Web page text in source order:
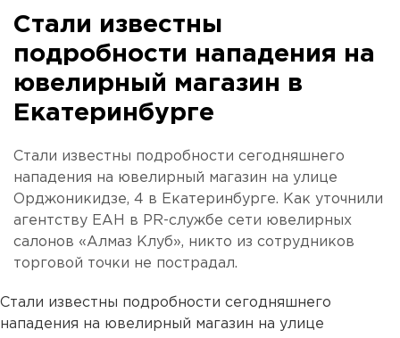
Стали известны
подробности нападения на
ювелирный магазин в
Екатеринбурге
Стали известны подробности сегодняшнего
нападения на ювелирный магазин на улице
Орджоникидзе, 4 в Екатеринбурге. Как уточнили
агентству ЕАН в PR-службе сети ювелирных
салонов «Алмаз Клуб», никто из сотрудников
торговой точки не пострадал.
Стали известны подробности сегодняшнего
нападения на ювелирный магазин на улице